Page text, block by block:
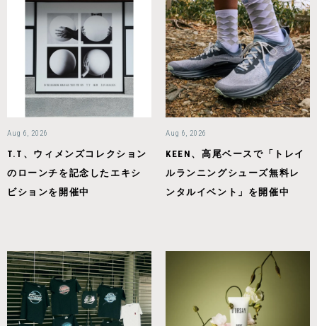
Aug 6, 2026
T.T、ウィメンズコレクション
のローンチを記念したエキシ
ビションを開催中
Aug 6, 2026
KEEN、高尾ベースで「トレイ
ルランニングシューズ無料レ
ンタルイベント」を開催中